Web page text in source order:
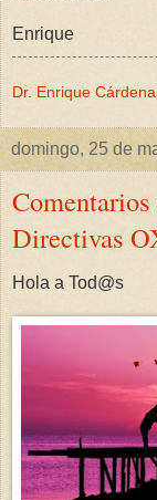
Enrique
Dr. Enrique
domingo, 25 de
Directivas
Hola a Tod@s